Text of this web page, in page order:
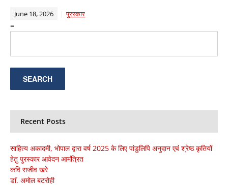
June 18, 2026 पुरस्कार
=
Recent Posts
साहित्य अकादमी, भोपाल द्वारा वर्ष 2025 के लिए पांडुलिपि अनुदान एवं श्रेष्ठ कृतियों
हेतु पुरस्कार आवेदन आमंत्रित
कवि राजीव खरे
डाॅ. अमोल बटरोही